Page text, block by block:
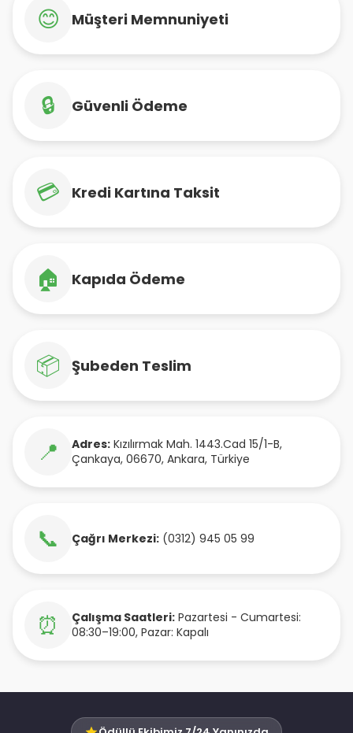
😊 Müşteri Memnuniyeti
🔒 Güvenli Ödeme
💳 Kredi Kartına Taksit
🏠 Kapıda Ödeme
📦 Şubeden Teslim
📍 Adres: Kızılırmak Mah. 1443.Cad 15/1-B,
Çankaya, 06670, Ankara, Türkiye
📞 Çağrı Merkezi: (0312) 945 05 99
⏰ Çalışma Saatleri: Pazartesi - Cumartesi:
08:30–19:00, Pazar: Kapalı